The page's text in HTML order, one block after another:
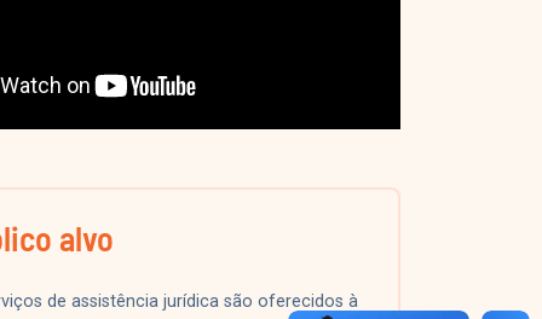
alvo
de assistência jurídica são oferecidos à